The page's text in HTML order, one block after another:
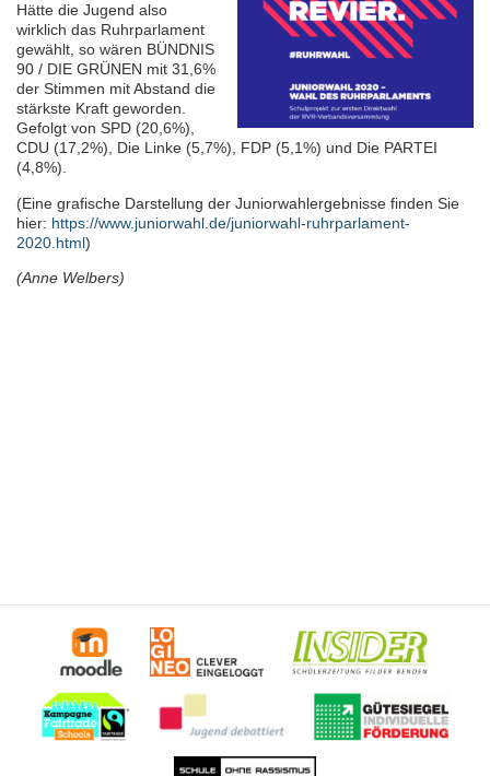
Hätte die Jugend also
wirklich das Ruhrparlament
gewählt, so wären BÜNDNIS
90 / DIE GRÜNEN mit 31,6%
der Stimmen mit Abstand die
stärkste Kraft geworden.
Gefolgt von SPD (20,6%),
CDU (17,2%), Die Linke (5,7%), FDP (5,1%) und Die PARTEI
(4,8%).
(Eine grafische Darstellung der Juniorwahlergebnisse finden Sie
hier: https://www.juniorwahl.de/juniorwahl-ruhrparlament-
2020.html)
(Anne Welbers)